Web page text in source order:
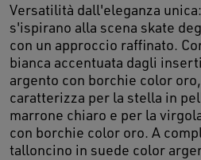
Versatilità dall'eleganza
s'ispirano alla scena skate
con un approccio raffinato.
bianca accentuata dagli
argento con borchie color
caratterizza per la stella in
marrone chiaro e per la
con borchie color oro. A
talloncino in suede color